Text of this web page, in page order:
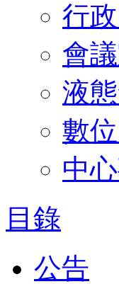
行
會
液
數
中
目錄
公告